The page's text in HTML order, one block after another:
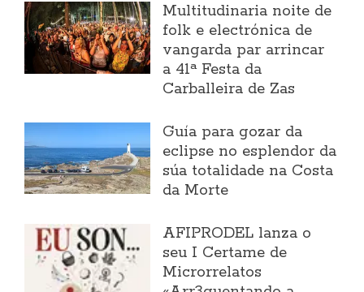
Multitudinaria noite de
folk e electrónica de
vangarda par arrincar
a 41ª Festa da
Carballeira de Zas
Guía para gozar da
eclipse no esplendor da
súa totalidade na Costa
da Morte
AFIPRODEL lanza o
seu I Certame de
Microrrelatos